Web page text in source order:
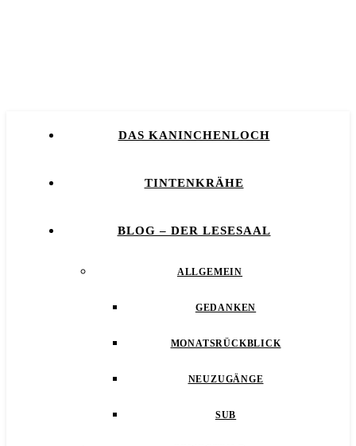
DAS KANINCHENLOCH
TINTENKRÄHE
BLOG – DER LESESAAL
ALLGEMEIN
GEDANKEN
MONATSRÜCKBLICK
NEUZUGÄNGE
SUB